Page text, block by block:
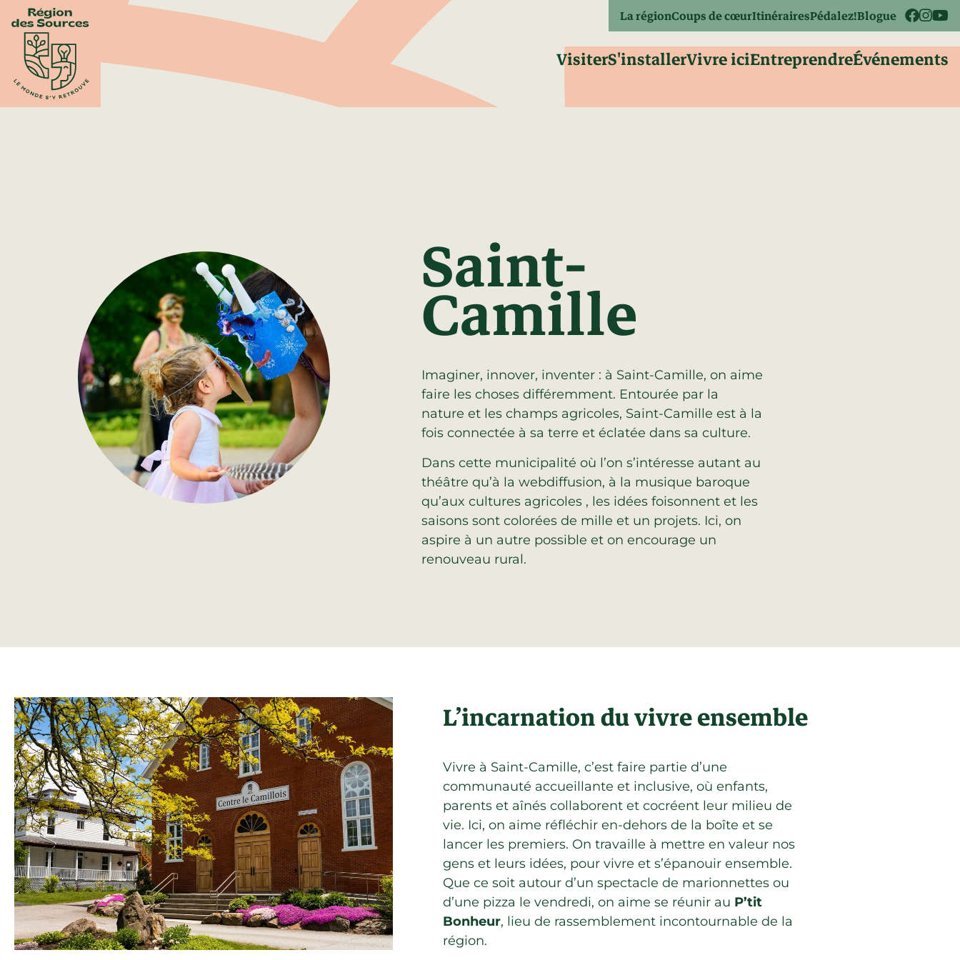
La régionCoups de cœurItinérairesPédalez!Blogue
VisiterS'installerVivre iciEntreprendreÉvénements
Saint-
Camille
Imaginer, innover, inventer : à Saint-Camille, on aime
faire les choses différemment. Entourée par la
nature et les champs agricoles, Saint-Camille est à la
fois connectée à sa terre et éclatée dans sa culture.
Dans cette municipalité où l’on s’intéresse autant au
théâtre qu’à la webdiffusion, à la musique baroque
qu’aux cultures agricoles , les idées foisonnent et les
saisons sont colorées de mille et un projets. Ici, on
aspire à un autre possible et on encourage un
renouveau rural.
L’incarnation du vivre ensemble
Vivre à Saint-Camille, c’est faire partie d’une
communauté accueillante et inclusive, où enfants,
parents et aînés collaborent et cocréent leur milieu de
vie. Ici, on aime réfléchir en-dehors de la boîte et se
lancer les premiers. On travaille à mettre en valeur nos
gens et leurs idées, pour vivre et s’épanouir ensemble.
Que ce soit autour d’un spectacle de marionnettes ou
d’une pizza le vendredi, on aime se réunir au P’tit
Bonheur, lieu de rassemblement incontournable de la
région.